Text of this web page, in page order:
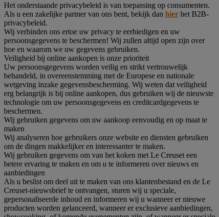
Het onderstaande privacybeleid is van toepassing op consumenten.
Als u een zakelijke partner van ons bent, bekijk dan hier het B2B-
privacybeleid.
Wij verbinden ons ertoe uw privacy te eerbiedigen en uw
persoonsgegevens te beschermen! Wij zullen altijd open zijn over
hoe en waarom we uw gegevens gebruiken.
Veiligheid bij online aankopen is onze prioriteit
Uw persoonsgegevens worden veilig en strikt vertrouwelijk
behandeld, in overeenstemming met de Europese en nationale
wetgeving inzake gegevensbescherming. Wij weten dat veiligheid
erg belangrijk is bij online aankopen, dus gebruiken wij de nieuwste
technologie om uw persoonsgegevens en creditcardgegevens te
beschermen.
Wij gebruiken gegevens om uw aankoop eenvoudig en op maat te
maken
Wij analyseren hoe gebruikers onze website en diensten gebruiken
om de dingen makkelijker en interessanter te maken.
Wij gebruiken gegevens om van het koken met Le Creuset een
betere ervaring te maken en om u te informeren over nieuws en
aanbiedingen
Als u beslist om deel uit te maken van ons klantenbestand en de Le
Creuset-nieuwsbrief te ontvangen, sturen wij u speciale,
gepersonaliseerde inhoud en informeren wij u wanneer er nieuwe
producten worden gelanceerd, wanneer er exclusieve aanbiedingen,